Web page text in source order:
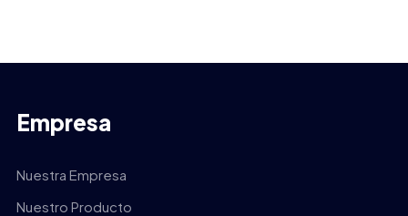
Empresa
Nuestra Empresa
Nuestro Producto